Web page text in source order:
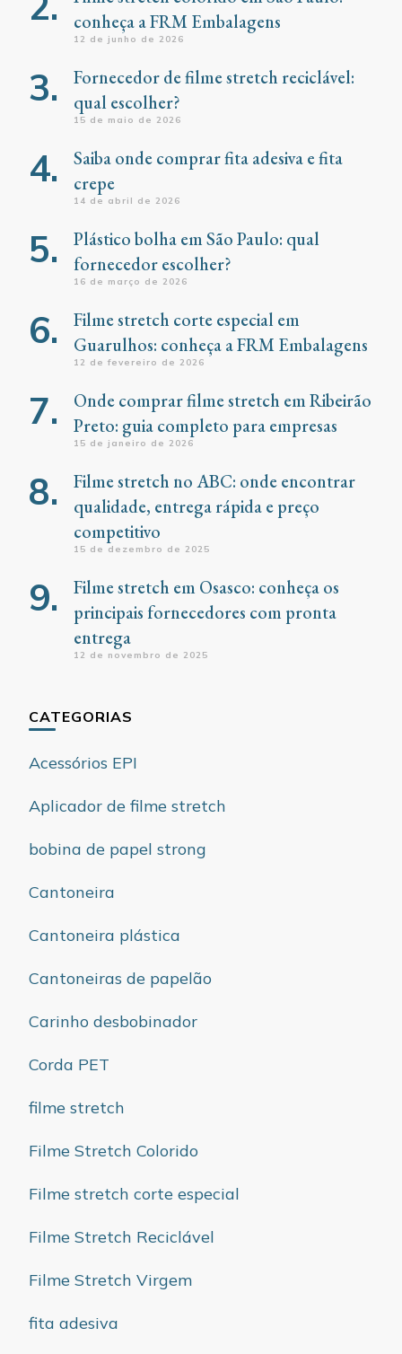
conheça a FRM Embalagens
12 de junho de 2026
Fornecedor de filme stretch reciclável:
qual escolher?
15 de maio de 2026
Saiba onde comprar fita adesiva e fita
crepe
14 de abril de 2026
Plástico bolha em São Paulo: qual
fornecedor escolher?
16 de março de 2026
Filme stretch corte especial em
Guarulhos: conheça a FRM Embalagens
12 de fevereiro de 2026
Onde comprar filme stretch em Ribeirão
Preto: guia completo para empresas
15 de janeiro de 2026
Filme stretch no ABC: onde encontrar
qualidade, entrega rápida e preço
competitivo
15 de dezembro de 2025
Filme stretch em Osasco: conheça os
principais fornecedores com pronta
entrega
12 de novembro de 2025
CATEGORIAS
Acessórios EPI
Aplicador de filme stretch
bobina de papel strong
Cantoneira
Cantoneira plástica
Cantoneiras de papelão
Carinho desbobinador
Corda PET
filme stretch
Filme Stretch Colorido
Filme stretch corte especial
Filme Stretch Reciclável
Filme Stretch Virgem
fita adesiva